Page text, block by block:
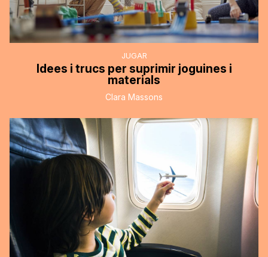
JUGAR
Idees i trucs per suprimir joguines i
materials
Clara Massons